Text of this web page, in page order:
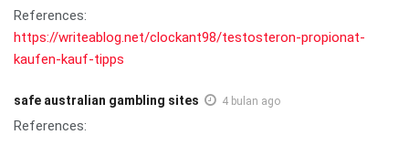
References:
https://writeablog.net/clockant98/testosteron-propionat-
kaufen-kauf-tipps
safe australian gambling sites 4 bulan ago
References: